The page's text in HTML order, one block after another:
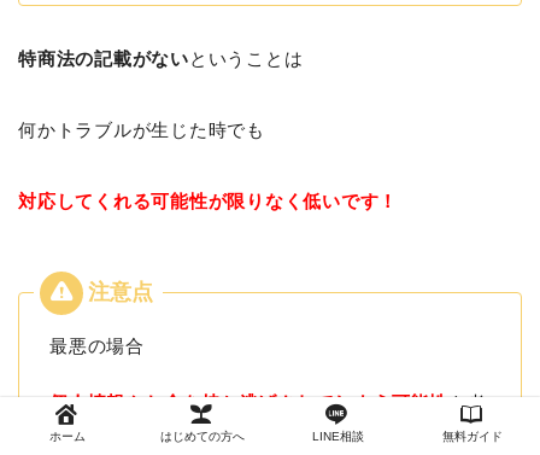
特商法の記載がないということは
何かトラブルが生じた時でも
対応してくれる可能性が限りなく低いです！
最悪の場合
個人情報やお金を持ち逃げされてしまう可能性 も考
えられますので
ホーム はじめての方へ LINE相談 無料ガイド